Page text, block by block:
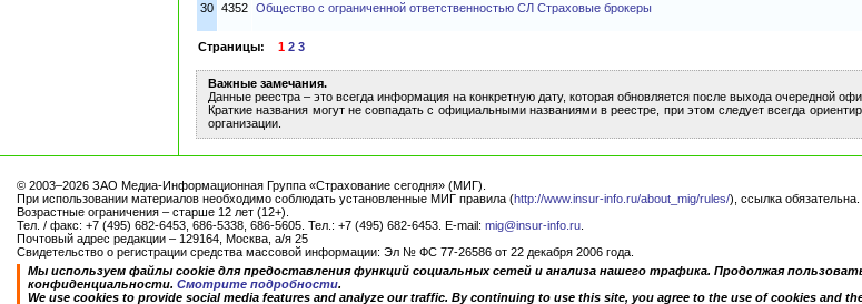
30 4352 Общество с ограниченной ответственностью СЛ Страховые брокеры
Страницы: 1 2 3
Важные замечания.
Данные реестра – это всегда информация на конкретную дату, которая обновляется после выхода очередной
Краткие названия могут не совпадать с официальными названиями в реестре, при этом следует всегда
организации.
© 2003–2026 ЗАО Медиа-Информационная Группа «Страхование сегодня» (МИГ).
При использовании материалов необходимо соблюдать установленные МИГ правила (http://www.insur-info.ru/about_mig/rules/), ссылка обязательна.
Возрастные ограничения – старше 12 лет (12+).
Тел. / факс: +7 (495) 682-6453, 686-5338, 686-5605. Тел.: +7 (495) 682-6453. E-mail: mig@insur-info.ru
Почтовый адрес редакции – 129164, Москва, а/я 25
Свидетельство о регистрации средства массовой информации: Эл № ФС 77-26586 от 22 декабря 2006 года.
Мы используем файлы cookie для предоставления функций социальных сетей и анализа нашего трафика. Продолжая
конфиденциальности. Смотрите подробности.
We use cookies to provide social media features and analyze our traffic. By continuing to use this site, you agree to the use of cookies and